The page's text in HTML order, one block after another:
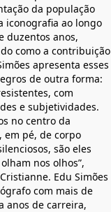
da população
iconografia ao longo
duzentos anos,
como a contribuição
apresenta esses
de outra forma:
com
e subjetividades.
no centro da
em pé, de corpo
são eles
nos olhos”,
Edu Simões
com mais de
anos de carreira,